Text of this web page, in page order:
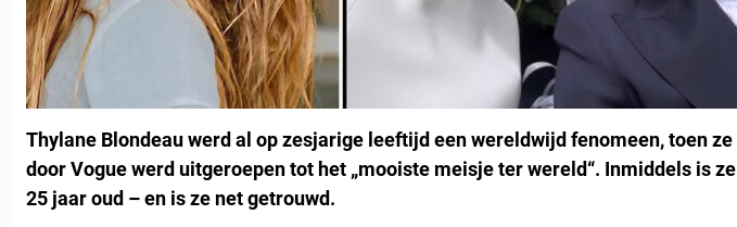
Thylane Blondeau werd al op zesjarige leeftijd een wereldwijd fenomeen, toen ze
door Vogue werd uitgeroepen tot het „mooiste meisje ter wereld“. Inmiddels is ze
25 jaar oud – en is ze net getrouwd.